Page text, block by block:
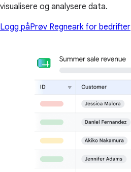
visualisere og analysere data.
Logg påPrøv Regneark for bedrifter